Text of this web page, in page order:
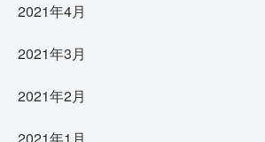
2021年4月
2021年3月
2021年2月